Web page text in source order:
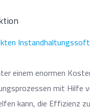
einem enormen
mit Hilfe
kann, die Effizienz